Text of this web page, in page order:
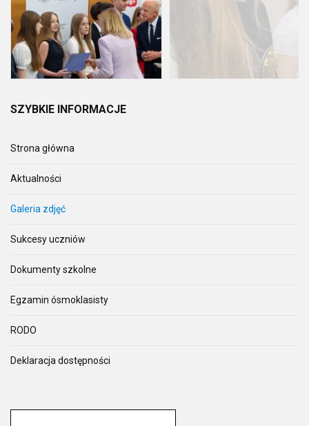
SZYBKIE INFORMACJE
Strona główna
Aktualności
Galeria zdjęć
Sukcesy uczniów
Dokumenty szkolne
Egzamin ósmoklasisty
RODO
Deklaracja dostępności